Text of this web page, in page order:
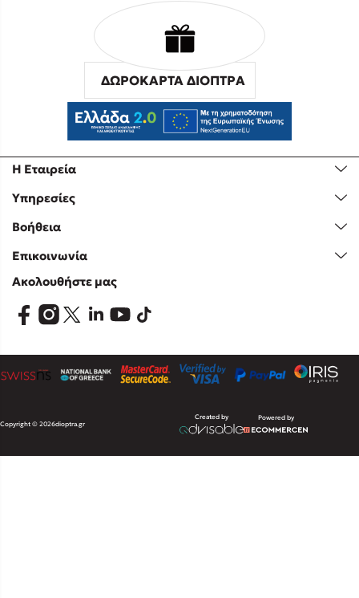
Η Εταιρεία
Υπηρεσίες
Βοήθεια
Επικοινωνία
ΔΩΡΟΚΑΡΤΑ ΔΙΟΠΤΡΑ
Ακολουθήστε μας
Copyright © 2026dioptra.gr
Created by Powered by